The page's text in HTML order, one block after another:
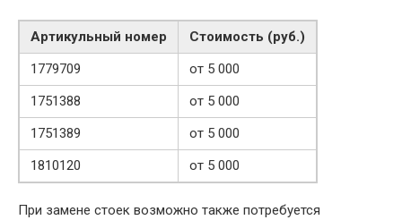
Артикульный номер
Стоимость (руб.)
1779709
от 5 000
1751388
от 5 000
1751389
от 5 000
1810120
от 5 000
При замене стоек возможно также потребуется